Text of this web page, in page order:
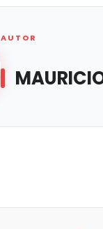
AUTOR